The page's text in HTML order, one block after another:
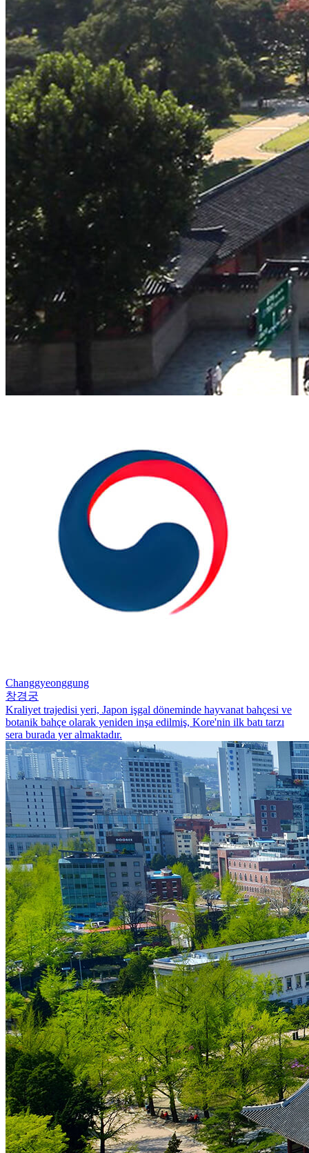
Changgyeonggung
창경궁
Kraliyet trajedisi yeri, Japon işgal döneminde hayvanat bahçesi ve
botanik bahçe olarak yeniden inşa edilmiş, Kore'nin ilk batı tarzı
sera burada yer almaktadır.